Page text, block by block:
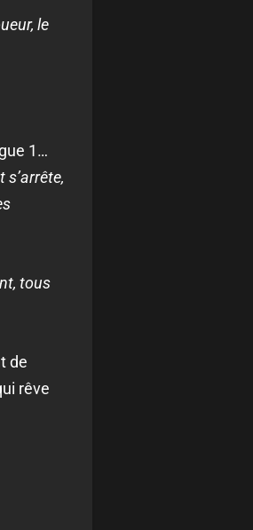
le
1…
s’arrête,
tous
de
rêve